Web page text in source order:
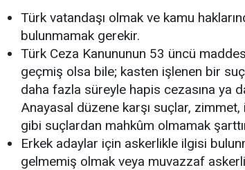
Türk vatandaşı olmak ve kamu
bulunmamak gerekir.
Türk Ceza Kanununun 53 üncü
geçmiş olsa bile; kasten işlenen bir
daha fazla süreyle hapis cezasına ya
Anayasal düzene karşı suçlar, zimmet,
gibi suçlardan mahkûm olmamak
Erkek adaylar için askerlikle ilgisi
gelmemiş olmak veya muvazzaf